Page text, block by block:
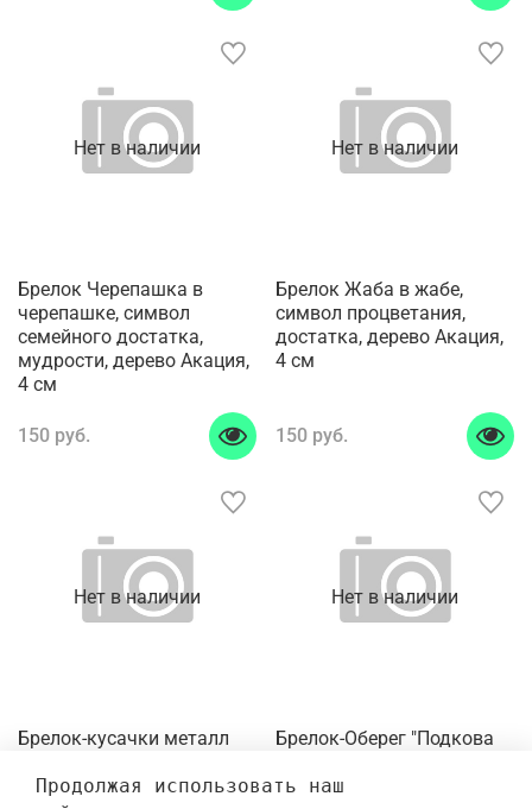
Нет в наличии
Брелок Черепашка в
черепашке, символ
семейного достатка,
мудрости, деpево Акация,
4 см
150 руб.
Нет в наличии
Брелок Жаба в жабе,
символ процветания,
достатка, деpево Акация,
4 см
150 руб.
Нет в наличии
Брелок-кусачки металл
Южного Урала 3,5 х 9,5 см
Нет в наличии
Брелок-Оберег "Подкова
Продолжая использовать наш